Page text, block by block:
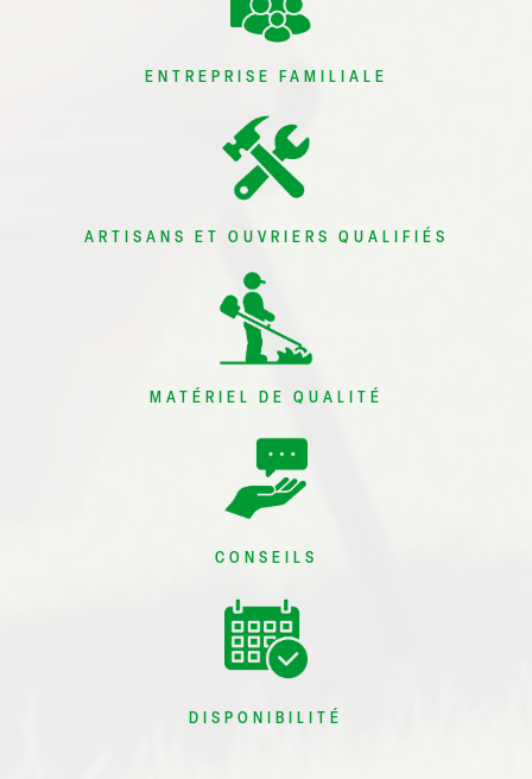
ENTREPRISE FAMILIALE
ARTISANS ET OUVRIERS QUALIFIÉS
MATÉRIEL DE QUALITÉ
CONSEILS
DISPONIBILITÉ